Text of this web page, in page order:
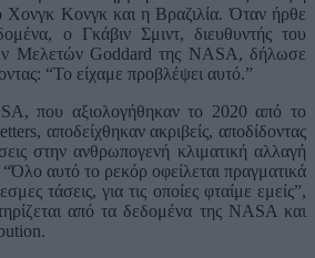
Κονγκ και η Βραζιλία. Όταν ήρθε
ο Γκάβιν Σμιντ, διευθυντής του
Μελετών Goddard της NASA, δήλωσε
“Το είχαμε προβλέψει αυτό.”
που αξιολογήθηκαν το 2020 από το
αποδείχθηκαν ακριβείς, αποδίδοντας
στην ανθρωπογενή κλιματική αλλαγή
αυτό το ρεκόρ οφείλεται πραγματικά
τάσεις, για τις οποίες φταίμε εμείς”,
από τα δεδομένα της NASA και